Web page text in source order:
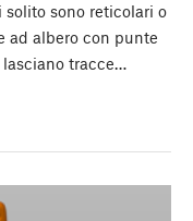
sono reticolari o
ad albero con punte
tracce…